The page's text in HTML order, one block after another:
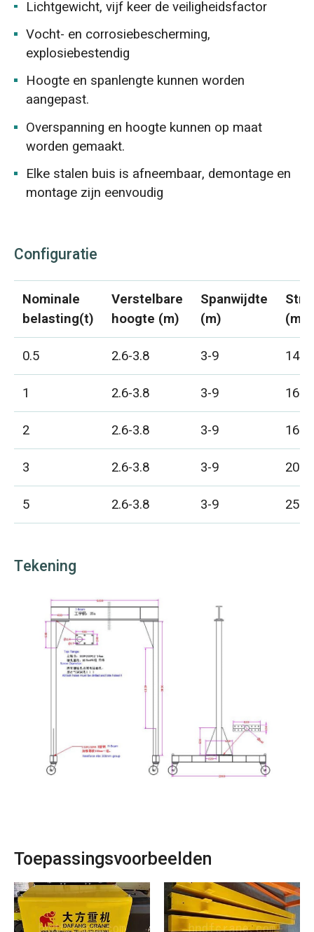
Lichtgewicht, vijf keer de veiligheidsfactor
Vocht- en corrosiebescherming,
explosiebestendig
Hoogte en spanlengte kunnen worden
aangepast.
Overspanning en hoogte kunnen op maat
worden gemaakt.
Elke stalen buis is afneembaar, demontage en
montage zijn eenvoudig
Configuratie
Nominale
belasting(t)
Verstelbare
hoogte (m)
Spanwijdte
(m)
0.5
2.6-3.8 3-9
140
1
2.6-3.8 3-9
160
2
2.6-3.8 3-9
160
3
2.6-3.8 3-9
200
5
2.6-3.8 3-9 250
Tekening
Toepassingsvoorbeelden